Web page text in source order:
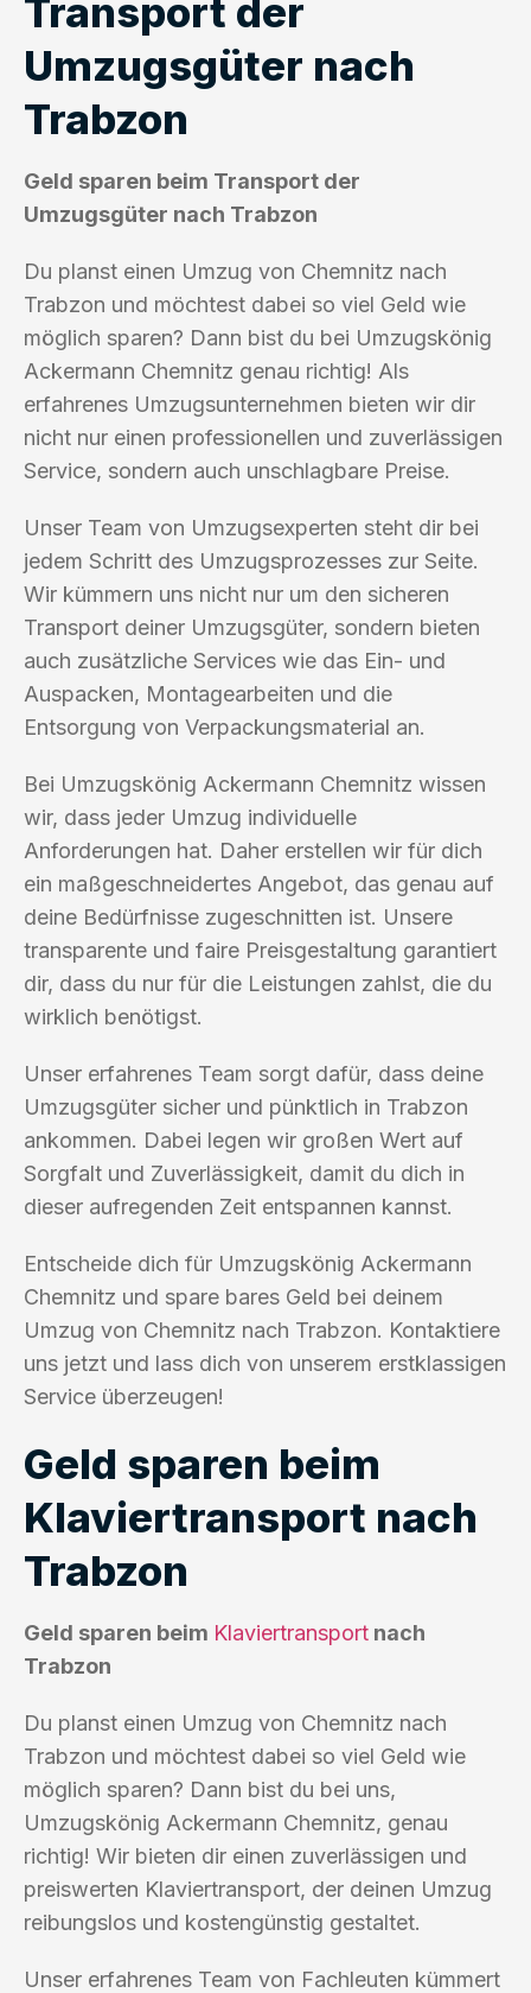
Transport der
Umzugsgüter nach
Trabzon
Geld sparen beim Transport der
Umzugsgüter nach Trabzon
Du planst einen Umzug von Chemnitz nach
Trabzon und möchtest dabei so viel Geld wie
möglich sparen? Dann bist du bei Umzugskönig
Ackermann Chemnitz genau richtig! Als
erfahrenes Umzugsunternehmen bieten wir dir
nicht nur einen professionellen und zuverlässigen
Service, sondern auch unschlagbare Preise.
Unser Team von Umzugsexperten steht dir bei
jedem Schritt des Umzugsprozesses zur Seite.
Wir kümmern uns nicht nur um den sicheren
Transport deiner Umzugsgüter, sondern bieten
auch zusätzliche Services wie das Ein- und
Auspacken, Montagearbeiten und die
Entsorgung von Verpackungsmaterial an.
Bei Umzugskönig Ackermann Chemnitz wissen
wir, dass jeder Umzug individuelle
Anforderungen hat. Daher erstellen wir für dich
ein maßgeschneidertes Angebot, das genau auf
deine Bedürfnisse zugeschnitten ist. Unsere
transparente und faire Preisgestaltung garantiert
dir, dass du nur für die Leistungen zahlst, die du
wirklich benötigst.
Unser erfahrenes Team sorgt dafür, dass deine
Umzugsgüter sicher und pünktlich in Trabzon
ankommen. Dabei legen wir großen Wert auf
Sorgfalt und Zuverlässigkeit, damit du dich in
dieser aufregenden Zeit entspannen kannst.
Entscheide dich für Umzugskönig Ackermann
Chemnitz und spare bares Geld bei deinem
Umzug von Chemnitz nach Trabzon. Kontaktiere
uns jetzt und lass dich von unserem erstklassigen
Service überzeugen!
Geld sparen beim
Klaviertransport nach
Trabzon
Geld sparen beim Klaviertransport nach
Trabzon
Du planst einen Umzug von Chemnitz nach
Trabzon und möchtest dabei so viel Geld wie
möglich sparen? Dann bist du bei uns,
Umzugskönig Ackermann Chemnitz, genau
richtig! Wir bieten dir einen zuverlässigen und
preiswerten Klaviertransport, der deinen Umzug
reibungslos und kostengünstig gestaltet.
Unser erfahrenes Team von Fachleuten kümmert